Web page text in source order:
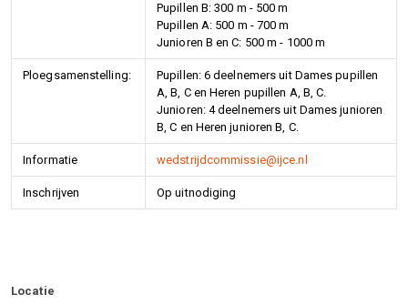
Pupillen B: 300 m - 500 m
Pupillen A: 500 m - 700 m
Junioren B en C: 500 m - 1000 m
Ploegsamenstelling:
Pupillen: 6 deelnemers uit Dames pupillen
A, B, C en Heren pupillen A, B, C.
Junioren: 4 deelnemers uit Dames junioren
B, C en Heren junioren B, C.
Informatie wedstrijdcommissie@ijce.nl
Inschrijven Op uitnodiging
Locatie